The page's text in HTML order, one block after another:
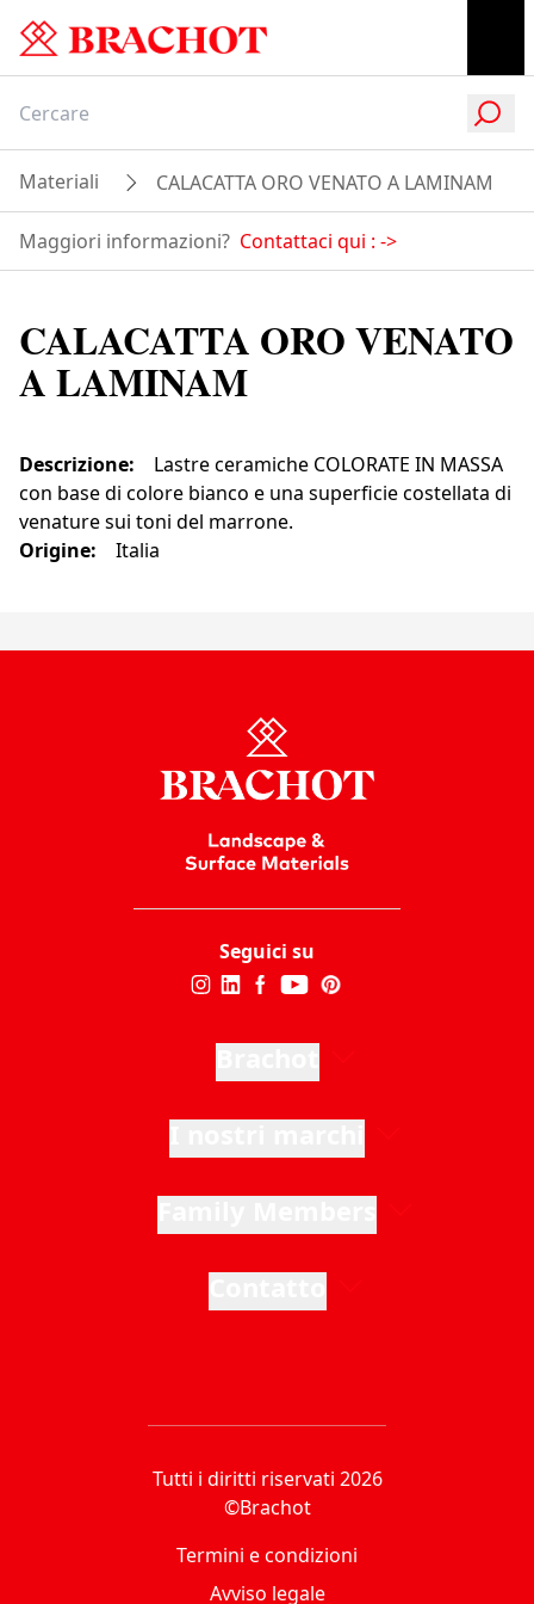
Materiali CALACATTA ORO VENATO A LAMINAM
Maggiori informazioni? Contattaci qui : ->
CALACATTA ORO VENATO
A LAMINAM
Descrizione:
Lastre ceramiche COLORATE IN MASSA
con base di colore bianco e una superficie costellata di
venature sui toni del marrone.
Origine: Italia
Seguici su
Tutti i diritti riservati 2026
©Brachot
Termini e condizioni
Avviso legale